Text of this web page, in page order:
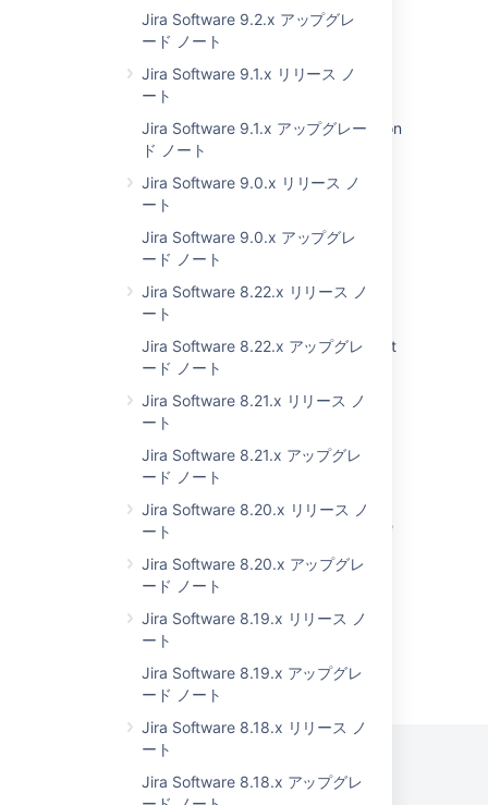
Jira Software 9.2.x アップグレ
ード ノート
Jira Software 9.1.x リリース ノ
ート
Jira Software 9.1.x アップグレー
ド ノート
Jira Software 9.0.x リリース ノ
ート
Jira Software 9.0.x アップグレ
ード ノート
Jira Software 8.22.x リリース ノ
ート
Jira Software 8.22.x アップグレ
ード ノート
Jira Software 8.21.x リリース ノ
ート
Jira Software 8.21.x アップグレ
ード ノート
Jira Software 8.20.x リリース ノ
ート
Jira Software 8.20.x アップグレ
ード ノート
Jira Software 8.19.x リリース ノ
ート
Jira Software 8.19.x アップグレ
ード ノート
Jira Software 8.18.x リリース ノ
ート
Jira Software 8.18.x アップグレ
JIRA Software JAVA API for Version 7 and
Jira Software overview
Jira Software Data Center 11.3 documentation
after upgrading to Jira 7 or newer
Jira - Issues screen - Incorrect Dutch
keywords
How to install Jira Service Management in an
existing Jira Data Center instance
JIRA Upgrade or Install Fails due to Could not
display the GUI Error
Jira installer terminates during file extraction
due to incomplete download
Default languages and tools for Jira Coding
What cannot be blocked by the Marketplace
Powered byConfluenceand Scroll Viewport.